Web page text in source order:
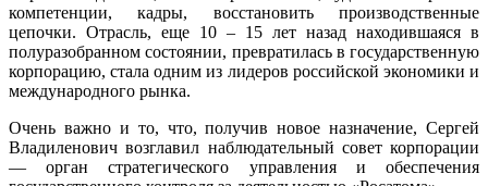
компетенции, кадры, восстановить производствен­ные
цепочки. Отрасль, еще 10 – 15 лет назад находившаяся в
полуразобран­ном состоянии, превратилась в госу­дарственную
корпорацию, стала одним из лидеров российской экономики и
ме­ждународного рынка.
Очень важно и то, что, получив новое назначение, Сергей
Владиленович воз­главил наблюдательный совет корпо­рации
— орган стратегического управ­ления и обеспечения